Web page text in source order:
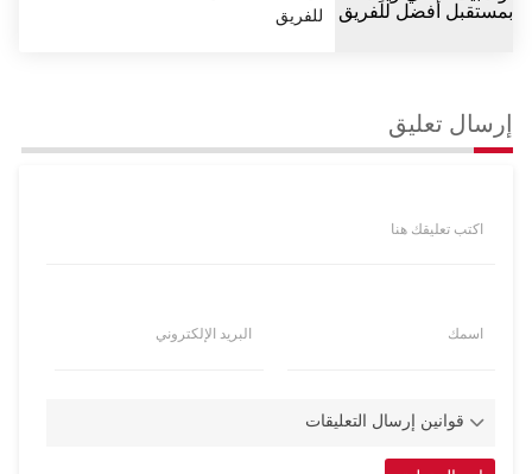
للفريق
إرسال تعليق
اكتب تعليقك هنا
اسمك البريد الإلكتروني
قوانين إرسال التعليقات